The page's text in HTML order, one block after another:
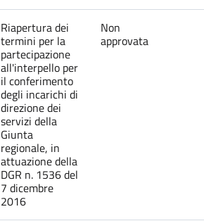
Riapertura dei
termini per la
partecipazione
all'interpello per
il conferimento
degli incarichi di
direzione dei
servizi della
Giunta
regionale, in
attuazione della
DGR n. 1536 del
7 dicembre
2016
Non
approvata